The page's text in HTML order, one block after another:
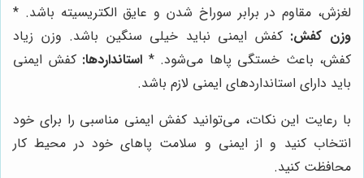
لغزش، مقاوم در برابر سوراخ شدن و عایق الکتریسیته باشد. *
وزن کفش: کفش ایمنی نباید خیلی سنگین باشد. وزن زیاد
کفش، باعث خستگی پاها می‌شود. * استانداردها: کفش ایمنی
باید دارای استانداردهای ایمنی لازم باشد.
با رعایت این نکات، می‌توانید کفش ایمنی مناسبی را برای خود
انتخاب کنید و از ایمنی و سلامت پاهای خود در محیط کار
محافظت کنید.